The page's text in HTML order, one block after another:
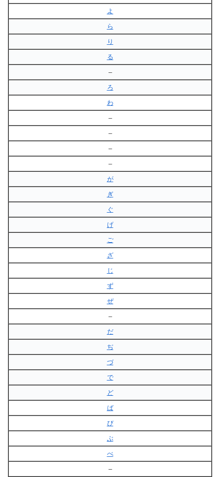
よ
ら
り
る
–
ろ
わ
–
–
–
–
が
ぎ
ぐ
げ
ご
ざ
じ
ず
ぜ
–
だ
ぢ
づ
で
ど
ば
び
ぶ
べ
–